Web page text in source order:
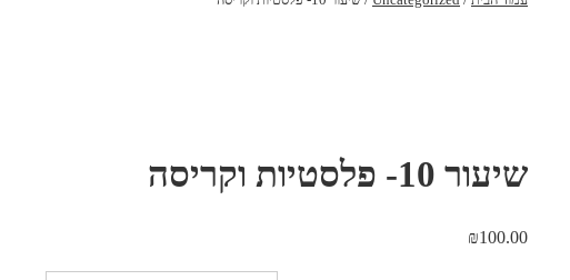
שיעור 10- פלסטיות וקריסה
₪100.00